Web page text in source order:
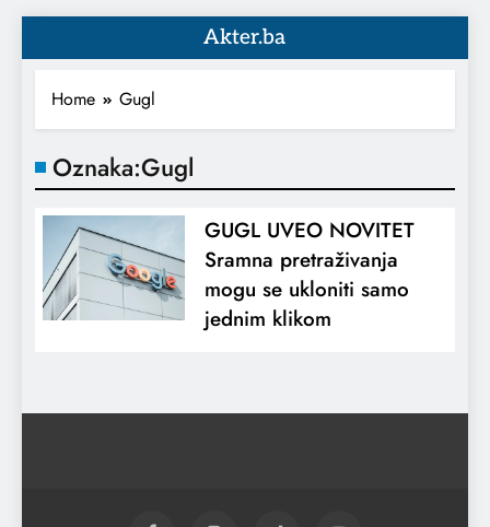
Akter.ba
Home Gugl
Oznaka:Gugl
GUGL UVEO NOVITET
Sramna pretraživanja
mogu se ukloniti samo
jednim klikom